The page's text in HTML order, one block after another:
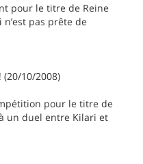
pour le titre de Reine
pas prête de
10/2008)
pour le titre de
un duel entre Kilari et